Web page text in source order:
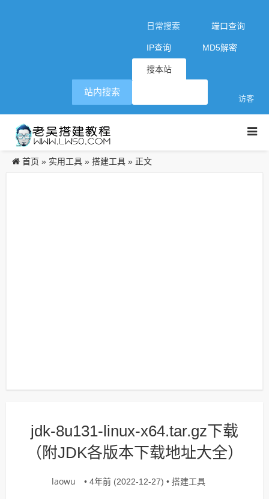
日常搜索 端口查询
IP查询 MD5解密
搜本站
访客
站内搜索
首页 » 实用工具 » 搭建工具 » 正文
jdk-8u131-linux-x64.tar.gz下载
（附JDK各版本下载地址大全）
laowu • 4年前 (2022-12-27) • 搭建工具